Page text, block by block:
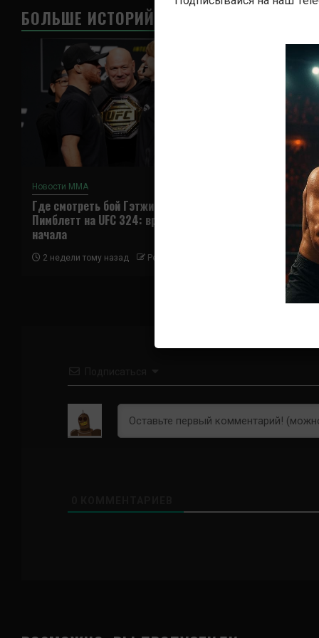
БОЛЬШЕ ИСТОРИЙ
Новости ММА
Где смотреть бой Гэтжи —
Пимблетт на UFC 324: время
начала
2 недели тому назад Решит Сабитов
Где
Ядонг на
2 недели тому